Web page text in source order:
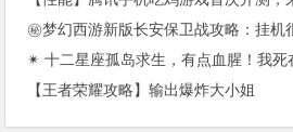
㊙梦幻西游新版长安保卫战攻略：挂机
✴ 十二星座孤岛求生，有点血腥！我死
【王者荣耀攻略】输出爆炸大小姐